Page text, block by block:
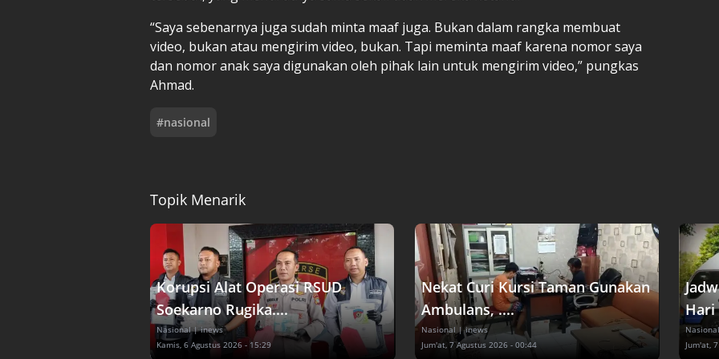
“Saya sebenarnya juga sudah minta maaf juga. Bukan dalam rangka membuat
video, bukan atau mengirim video, bukan. Tapi meminta maaf karena nomor saya
dan nomor anak saya digunakan oleh pihak lain untuk mengirim video,” pungkas
Ahmad.
#nasional
Topik Menarik
Korupsi Alat Operasi RSUD
Soekarno Rugika....
Nasional | inews
Kamis, 6 Agustus 2026 - 15:29
Nekat Curi Kursi Taman Gunakan
Ambulans, ....
Nasional | inews
Jum'at, 7 Agustus 2026 - 00:44
Hari
Nasional
Jum'at,